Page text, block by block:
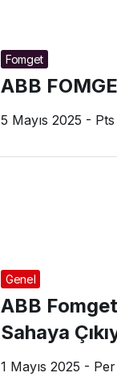
Fomget
ABB
5 Mayıs 2025 -
Genel
ABB
Sahaya
1 Mayıs 2025 -